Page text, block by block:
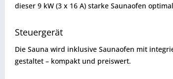
dieser 9 kW (3 x 16 A) starke Saunaofen
Steuergerät
Die Sauna wird inklusive Saunaofen mit
gestaltet – kompakt und preiswert.